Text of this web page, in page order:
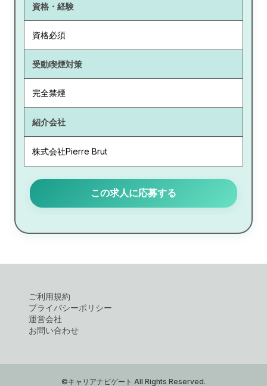
資格・経験
資格必須
受動喫煙対策
完全禁煙
紹介会社
株式会社Pierre Brut
この求人に応募する
ご利用規約
プライバシーポリシー
運営会社
お問い合わせ
©キャリアナビゲート All Rights Reserved.